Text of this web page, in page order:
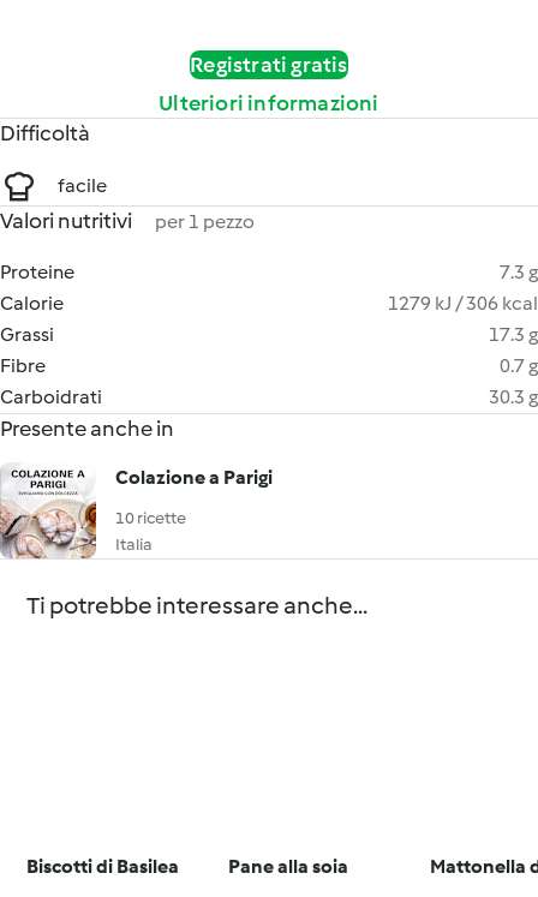
Registrati gratis
Ulteriori informazioni
Difficoltà
facile
Valori nutritivi per 1 pezzo
Proteine
7.3 g
Calorie
1279 kJ / 306 kcal
Grassi
17.3 g
Fibre
0.7 g
Carboidrati
30.3 g
Presente anche in
Colazione a Parigi
10 ricette
Italia
Ti potrebbe interessare anche...
Biscotti di Basilea Pane alla soia Mattonella